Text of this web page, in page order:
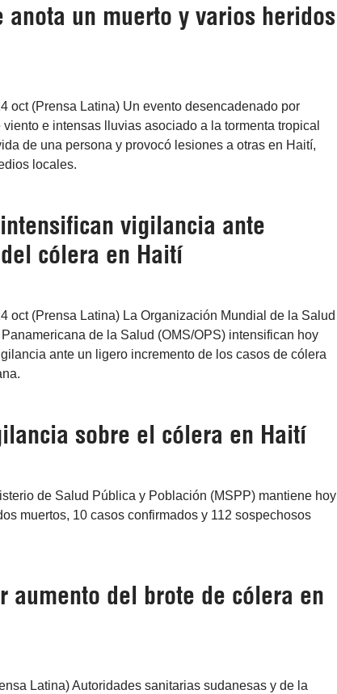
anota un muerto y varios heridos
oct (Prensa Latina) Un evento desencadenado por
e intensas lluvias asociado a la tormenta tropical
de una persona y provocó lesiones a otras en Haití,
locales.
intensifican vigilancia ante
cólera en Haití
oct (Prensa Latina) La Organización Mundial de la Salud
de la Salud (OMS/OPS) intensifican hoy
ante un ligero incremento de los casos de cólera
sobre el cólera en Haití
de Salud Pública y Población (MSPP) mantiene hoy
muertos, 10 casos confirmados y 112 sospechosos
aumento del brote de cólera en
Latina) Autoridades sanitarias sudanesas y de la